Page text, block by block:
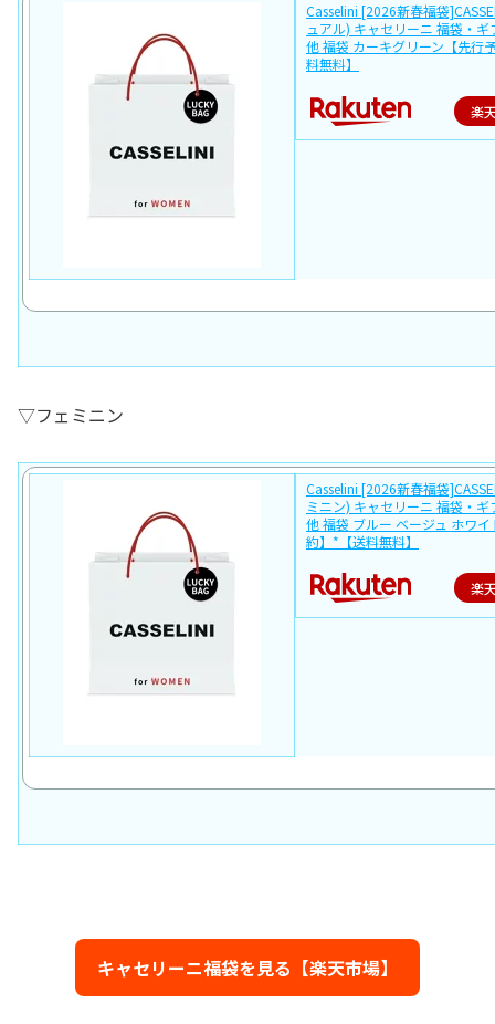
Casselini [2026新春福袋
ュアル) キャセリーニ 福袋・ギ
他 福袋 カーキグリーン【先行
料無料】
楽
▽フェミニン
Casselini [2026新春福袋
ミニン) キャセリーニ 福袋・ギ
他 福袋 ブルー ベージュ ホワ
約】*【送料無料】
楽
キャセリーニ福袋を見る【楽天市場】